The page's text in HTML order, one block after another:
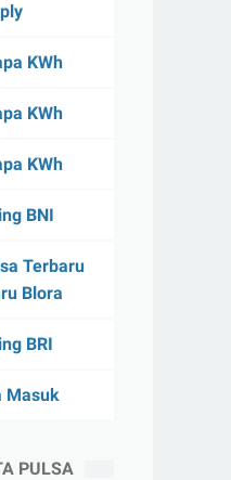
KWh
KWh
KWh
BNI
Terbaru
Blora
BRI
Masuk
PULSA